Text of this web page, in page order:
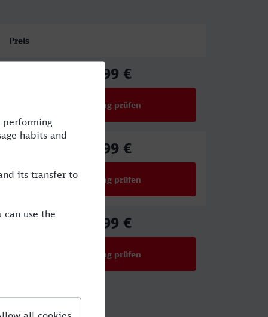
Preis
88,99 €
Verbindung prüfen
96,99 €
Verbindung prüfen
27,99 €
Verbindung prüfen